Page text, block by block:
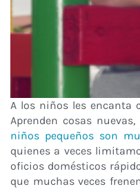
A los niños les encanta
Aprenden cosas
niños pequeños son
quienes a veces
oficios domésticos
que muchas veces